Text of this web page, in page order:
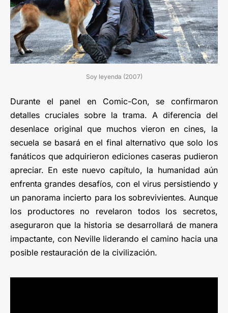
Soy leyenda (2007)
Durante el panel en Comic-Con, se confirmaron
detalles cruciales sobre la trama. A diferencia del
desenlace original que muchos vieron en cines, la
secuela se basará en el final alternativo que solo los
fanáticos que adquirieron ediciones caseras pudieron
apreciar. En este nuevo capítulo, la humanidad aún
enfrenta grandes desafíos, con el virus persistiendo y
un panorama incierto para los sobrevivientes. Aunque
los productores no revelaron todos los secretos,
aseguraron que la historia se desarrollará de manera
impactante, con Neville liderando el camino hacia una
posible restauración de la civilización.